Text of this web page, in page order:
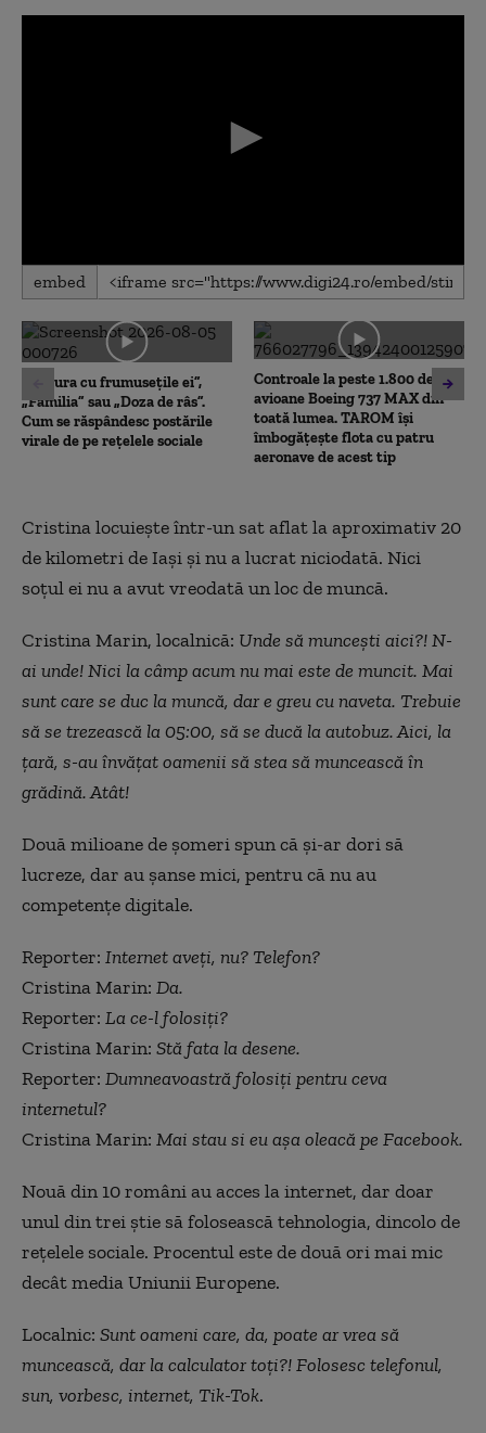
0
seconds
0
seconds
embed
„Natura cu frumusețile ei”,
„Familia” sau „Doza de râs”.
Cum se răspândesc postările
virale de pe rețelele sociale
Controale la peste 1.800 de
avioane Boeing 737 MAX din
toată lumea. TAROM își
îmbogățește flota cu patru
aeronave de acest tip
Cristina locuiește într-un sat aflat la aproximativ 20
de kilometri de Iași și nu a lucrat niciodată. Nici
soțul ei nu a avut vreodată un loc de muncă.
Cristina Marin, localnică: Unde să muncești aici?! N-
ai unde! Nici la câmp acum nu mai este de muncit. Mai
sunt care se duc la muncă, dar e greu cu naveta. Trebuie
să se trezească la 05:00, să se ducă la autobuz. Aici, la
țară, s-au învățat oamenii să stea să muncească în
grădină. Atât!
Două milioane de șomeri spun că și-ar dori să
lucreze, dar au șanse mici, pentru că nu au
competențe digitale.
Reporter: Internet aveți, nu? Telefon?
Cristina Marin: Da.
Reporter: La ce-l folosiți?
Cristina Marin: Stă fata la desene.
Reporter: Dumneavoastră folosiți pentru ceva
internetul?
Cristina Marin: Mai stau si eu așa oleacă pe Facebook.
Nouă din 10 români au acces la internet, dar doar
unul din trei știe să folosească tehnologia, dincolo de
rețelele sociale. Procentul este de două ori mai mic
decât media Uniunii Europene.
Localnic: Sunt oameni care, da, poate ar vrea să
muncească, dar la calculator toți?! Folosesc telefonul,
sun, vorbesc, internet, Tik-Tok.